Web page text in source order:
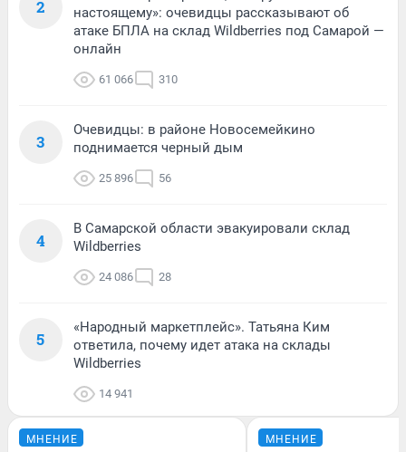
2
настоящему»: очевидцы рассказывают об
атаке БПЛА на склад Wildberries под Самарой —
онлайн
61 066 310
3
Очевидцы: в районе Новосемейкино
поднимается черный дым
25 896 56
4
В Самарской области эвакуировали склад
Wildberries
24 086 28
5
«Народный маркетплейс». Татьяна Ким
ответила, почему идет атака на склады
Wildberries
14 941
МНЕНИЕ МНЕНИЕ